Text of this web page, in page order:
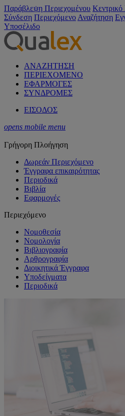
Παράβλεψη Περιεχομένου
Σύνδεση Περιεχόμενο Αναζήτηση
Υποσέλιδο
ΑΝΑΖΗΤΗΣΗ
ΠΕΡΙΕΧΟΜΕΝΟ
ΕΦΑΡΜΟΓΕΣ
ΣΥΝΔΡΟΜΕΣ
ΕΙΣΟΔΟΣ
opens mobile menu
Γρήγορη Πλοήγηση
Δωρεάν Περιεχόμενο
Έγγραφα επικαιρότητας
Περιοδικά
Βιβλία
Εφαρμογές
Περιεχόμενο
Νομοθεσία
Νομολογία
Βιβλιογραφία
Αρθρογραφία
Διοικητικά Έγγραφα
Υποδείγματα
Περιοδικά